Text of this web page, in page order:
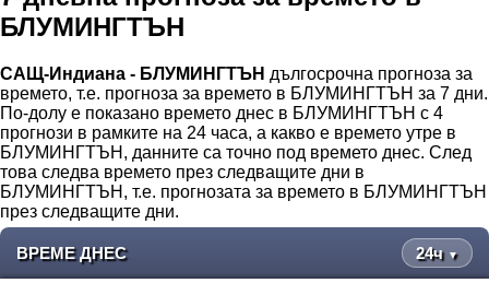
БЛУМИНГТЪН
САЩ-Индиана - БЛУМИНГТЪН дългосрочна прогноза за
времето, т.е. прогноза за времето в БЛУМИНГТЪН за 7 дни.
По-долу е показано времето днес в БЛУМИНГТЪН с 4
прогнози в рамките на 24 часа, а какво е времето утре в
БЛУМИНГТЪН, данните са точно под времето днес. След
това следва времето през следващите дни в
БЛУМИНГТЪН, т.е. прогнозата за времето в БЛУМИНГТЪН
през следващите дни.
ВРЕМЕ ДНЕС 24ч ▼